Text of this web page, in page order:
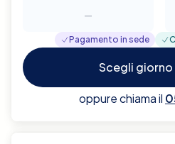
-
Pagamento in sede
Scegli giorno
oppure chiama il